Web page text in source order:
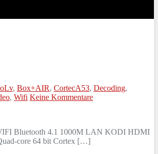
, Box+AIR, CortecA53, Decoding,
, Wifi Keine Kommentare
Bluetooth 4.1 1000M LAN KODI HDMI
core 64 bit Cortex […]